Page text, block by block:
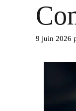
9 juin 2026